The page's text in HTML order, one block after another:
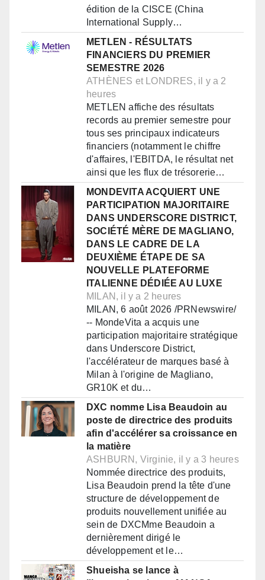
édition de la CISCE (China
International Supply…
METLEN - RÉSULTATS
FINANCIERS DU PREMIER
SEMESTRE 2026
ATHÈNES et LONDRES, il y a 2
heures
METLEN affiche des résultats
records au premier semestre pour
tous ses principaux indicateurs
financiers (notamment le chiffre
d'affaires, l'EBITDA, le résultat net
ainsi que les flux de trésorerie…
MONDEVITA ACQUIERT UNE
PARTICIPATION MAJORITAIRE
DANS UNDERSCORE DISTRICT,
SOCIÉTÉ MÈRE DE MAGLIANO,
DANS LE CADRE DE LA
DEUXIÈME ÉTAPE DE SA
NOUVELLE PLATEFORME
ITALIENNE DÉDIÉE AU LUXE
MILAN, il y a 2 heures
MILAN, 6 août 2026 /PRNewswire/
-- MondeVita a acquis une
participation majoritaire stratégique
dans Underscore District,
l'accélérateur de marques basé à
Milan à l'origine de Magliano,
GR10K et du…
DXC nomme Lisa Beaudoin au
poste de directrice des produits
afin d'accélérer sa croissance en
la matière
ASHBURN, Virginie, il y a 3 heures
Nommée directrice des produits,
Lisa Beaudoin prend la tête d'une
structure de développement de
produits nouvellement unifiée au
sein de DXCMme Beaudoin a
dernièrement dirigé le
développement et le…
Shueisha se lance à